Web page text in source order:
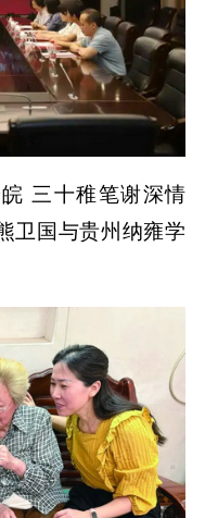
三十稚笔谢深情
国与贵州纳雍学